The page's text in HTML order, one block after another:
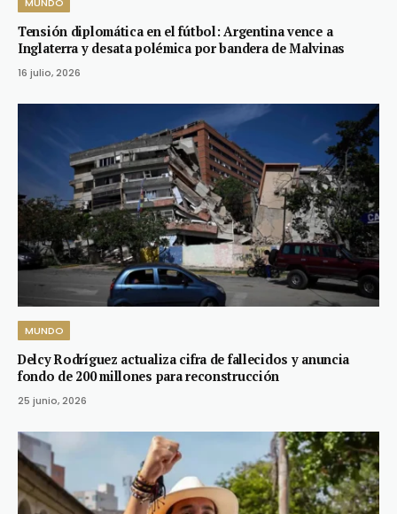
Tensión diplomática en el fútbol: Argentina vence a
Inglaterra y desata polémica por bandera de Malvinas
16 julio, 2026
MUNDO
Delcy Rodríguez actualiza cifra de fallecidos y anuncia
fondo de 200 millones para reconstrucción
25 junio, 2026